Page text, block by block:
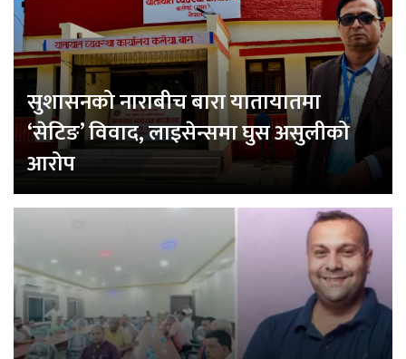
सुशासनको नाराबीच बारा यातायातमा
‘सेटिङ’ विवाद, लाइसेन्समा घुस असुलीको
आरोप